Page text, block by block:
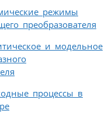
режимы
преобразователя
и модельное
процессы в